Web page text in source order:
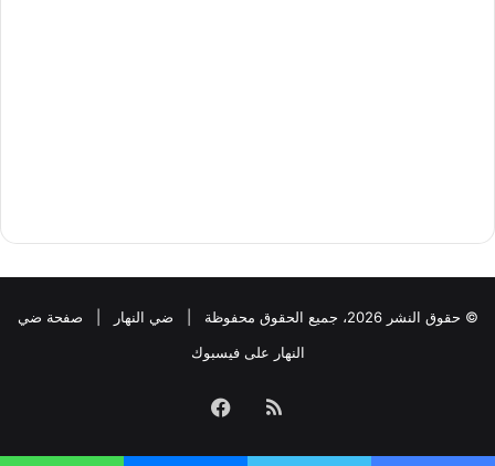
© حقوق النشر 2026، جميع الحقوق محفوظة | ضي النهار
صفحة ضي
النهار على فيسبوك
ملخص
الموقع
فيسبوك